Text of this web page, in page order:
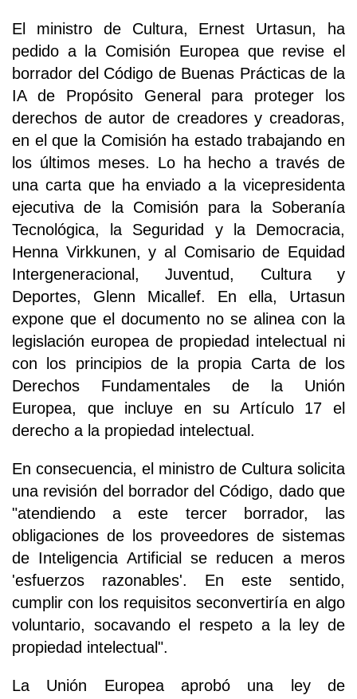
El ministro de Cultura, Ernest Urtasun, ha
pedido a la Comisión Europea que revise el
borrador del Código de Buenas Prácticas de la
IA de Propósito General para proteger los
derechos de autor de creadores y creadoras,
en el que la Comisión ha estado trabajando en
los últimos meses. Lo ha hecho a través de
una carta que ha enviado a la vicepresidenta
ejecutiva de la Comisión para la Soberanía
Tecnológica, la Seguridad y la Democracia,
Henna Virkkunen, y al Comisario de Equidad
Intergeneracional, Juventud, Cultura y
Deportes, Glenn Micallef. En ella, Urtasun
expone que el documento no se alinea con la
legislación europea de propiedad intelectual ni
con los principios de la propia Carta de los
Derechos Fundamentales de la Unión
Europea, que incluye en su Artículo 17 el
derecho a la propiedad intelectual.
En consecuencia, el ministro de Cultura solicita
una revisión del borrador del Código, dado que
"atendiendo a este tercer borrador, las
obligaciones de los proveedores de sistemas
de Inteligencia Artificial se reducen a meros
'esfuerzos razonables'. En este sentido,
cumplir con los requisitos seconvertiría en algo
voluntario, socavando el respeto a la ley de
propiedad intelectual".
La Unión Europea aprobó una ley de